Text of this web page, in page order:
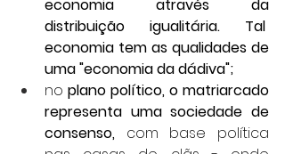
economia através da
distribuição igualitária. Tal
economia tem as qualidades de
uma "economia da dádiva";
no plano político, o matriarcado
representa uma sociedade de
consenso, com base política